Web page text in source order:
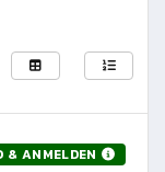
& ANMELDEN